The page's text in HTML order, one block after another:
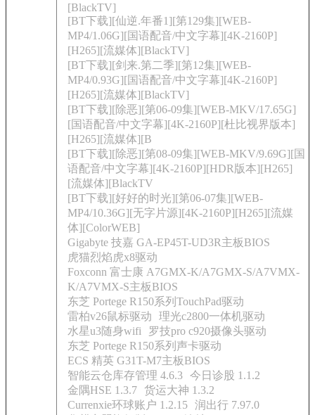
[BlackTV]
[BT下载][仙逆.年番1][第129集][WEB-
MP4/1.06G][国语配音/中文字幕][4K-2160P]
[H265][流媒体][BlackTV]
[BT下载][剑来.第二季][第12集][WEB-
MP4/0.93G][国语配音/中文字幕][4K-2160P]
[H265][流媒体][BlackTV]
[BT下载][除恶][第06-09集][WEB-MKV/17.65G]
[国语配音/中文字幕][4K-2160P][杜比视界版本]
[H265][流媒体][B
[BT下载][除恶][第08-09集][WEB-MKV/9.69G][国
语配音/中文字幕][4K-2160P][HDR版本][H265]
[流媒体][BlackTV
[BT下载][好好的时光][第06-07集][WEB-
MP4/10.36G][无字片源][4K-2160P][H265][流媒
体][ColorWEB]
Gigabyte 技嘉 GA-EP45T-UD3R主板BIOS
虎猫烈焰虎x8驱动
Foxconn 富士康 A7GMX-K/A7GMX-S/A7VMX-
K/A7VMX-S主板BIOS
东芝 Portege R150系列TouchPad驱动
雷柏v26鼠标驱动
理光c2800一体机驱动
水星u3随身wifi
罗技pro c920摄像头驱动
东芝 Portege R150系列声卡驱动
ECS 精英 G31T-M7主板BIOS
智能云仓库存管理 4.6.3 今日诊股 1.1.2
金隅HSE 1.3.7
货运大神 1.3.2
Currenxie环球账户 1.2.15 润出行 7.97.0